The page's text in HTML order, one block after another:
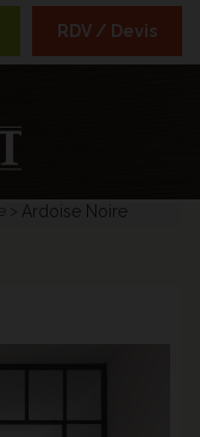
Ardoise Noire
RDV / Devis